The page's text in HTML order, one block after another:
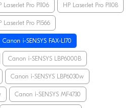
LaserJet Pro P1106 HP LaserJet Pro P1108
LaserJet Pro P1566
Canon i-SENSYS FAX-L170
Canon i-SENSYS LBP6000B
Canon i-SENSYS LBP6030w
Canon i-SENSYS MF4730